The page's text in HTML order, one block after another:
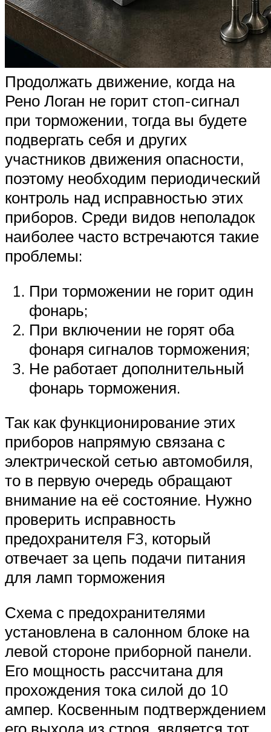
Продолжать движение, когда на
Рено Логан не горит стоп-сигнал
при торможении, тогда вы будете
подвергать себя и других
участников движения опасности,
поэтому необходим периодический
контроль над исправностью этих
приборов. Среди видов неполадок
наиболее часто встречаются такие
проблемы:
При торможении не горит один
фонарь;
При включении не горят оба
фонаря сигналов торможения;
Не работает дополнительный
фонарь торможения.
Так как функционирование этих
приборов напрямую связана с
электрической сетью автомобиля,
то в первую очередь обращают
внимание на её состояние. Нужно
проверить исправность
предохранителя F3, который
отвечает за цепь подачи питания
для ламп торможения
Схема с предохранителями
установлена в салонном блоке на
левой стороне приборной панели.
Его мощность рассчитана для
прохождения тока силой до 10
ампер. Косвенным подтверждением